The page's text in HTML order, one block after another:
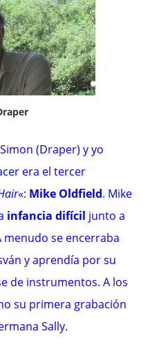
(Draper) y yo
era el tercer
«: Mike Oldfield. Mike
infancia difícil junto a
menudo se encerraba
y aprendía por su
de instrumentos. A los
su primera grabación
Sally.